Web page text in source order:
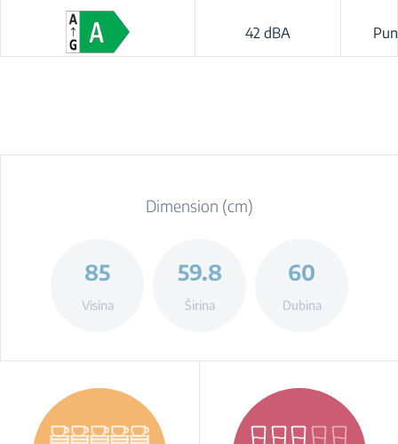
42 dBA
Dimension (cm)
85
Visina
59.8
Širina
60
Dubina